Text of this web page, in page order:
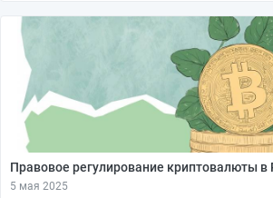
Правовое регулирование криптовалюты в
5 мая 2025